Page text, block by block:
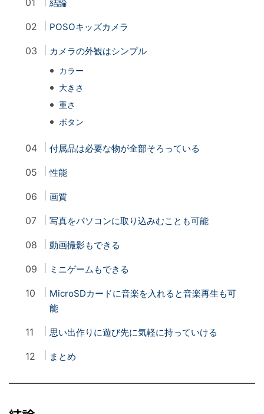
結論
POSOキッズカメラ
カメラの外観はシンプル
カラー
大きさ
重さ
ボタン
付属品は必要な物が全部そろっている
性能
画質
写真をパソコンに取り込みむことも可能
動画撮影もできる
ミニゲームもできる
MicroSDカードに音楽を入れると音楽再生も可
能
思い出作りに遊び先に気軽に持っていける
まとめ